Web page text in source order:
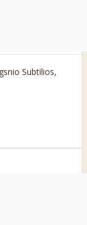
Subtilios,